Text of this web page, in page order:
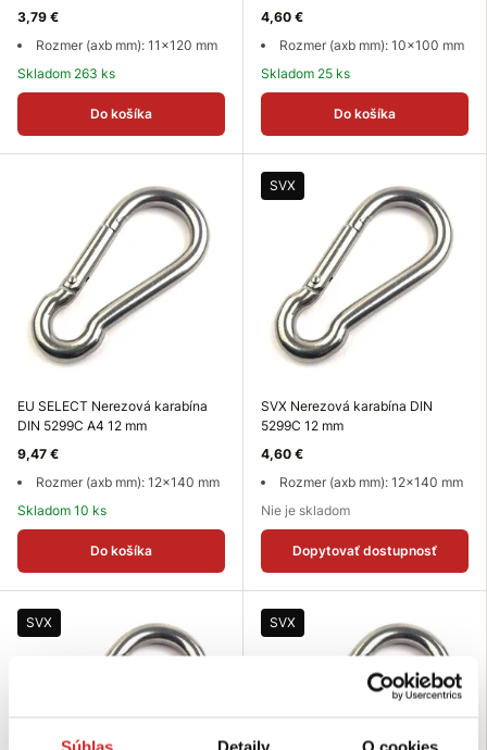
Súhlas Detaily O cookies
3,79 €
Rozmer (axb mm): 11x120 mm
Skladom 263 ks
Do košíka
4,60 €
Rozmer (axb mm): 10x100 mm
Skladom 25 ks
Do košíka
EU SELECT Nerezová karabína
DIN 5299C A4 12 mm
9,47 €
Rozmer (axb mm): 12x140 mm
Skladom 10 ks
Do košíka
SVX
SVX Nerezová karabína DIN
5299C 12 mm
4,60 €
Rozmer (axb mm): 12x140 mm
Nie je skladom
Dopytovať dostupnosť
SVX SVX